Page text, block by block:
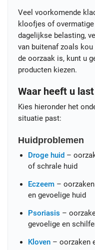
Veel voorkomende
kloofjes of
dagelijkse belasting,
van buitenaf zoals
de oorzaak is, kunt u
producten kiezen.
Waar heeft u
Kies hieronder het
situatie past:
Huidproblemen
Droge huid –
of schrale huid
Eczeem –
en gevoelige huid
Psoriasis –
gevoelige en
Kloven – oorzaken